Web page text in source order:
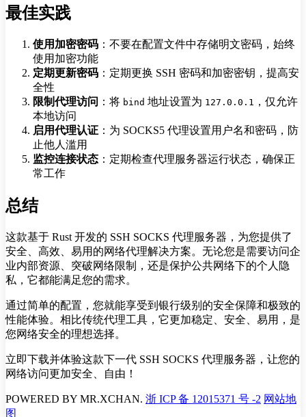
最佳实践
使用加密密码 ：不要在配置文件中存储明文密码，始终
使用加密功能
定期更新密码 ：定期更换 SSH 密码和加密密钥，提高安
全性
限制代理访问 ：将 bind 地址设置为 127.0.0.1
，仅允许
本地访问
启用代理认证 ：为 SOCKS5 代理设置用户名和密码，防
止他人滥用
监控连接状态 ：定期检查代理服务器运行状态，确保正
常工作
总结
这款基于 Rust 开发的 SSH SOCKS 代理服务器，为您提供了
安全、高效、易用的网络代理解决方案。无论您是需要访问企
业内部资源、突破网络限制，还是保护公共网络下的个人隐
私，它都能满足您的需求。
通过简单的配置，您就能享受到银行级别的安全保障和极致的
性能体验。相比传统代理工具，它更加稳定、安全、易用，是
您网络安全的理想选择。
立即下载并体验这款下一代 SSH SOCKS 代理服务器，让您的
网络访问更加安全、自由！
POWERED BY MR.XCHAN. 浙 ICP 备 12015371 号 -2 网站地
图